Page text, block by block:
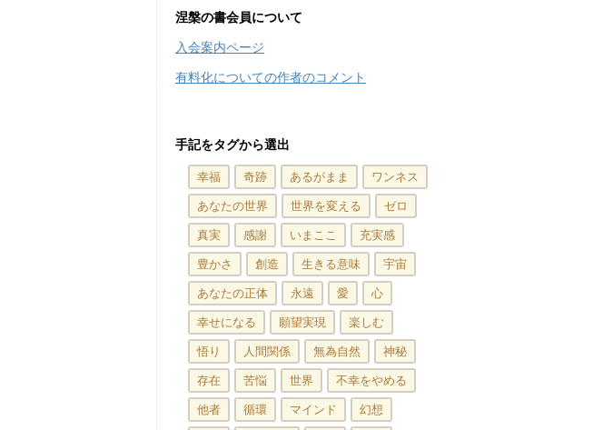
涅槃の書会員について
入会案内ページ
有料化についての作者のコメント
手記をタグから選出
幸福 奇跡 あるがまま
ワンネス
あなたの世界
世界を変える
ゼロ
真実
感謝 いまここ
充実感
豊かさ
創造 生きる意味
宇宙
あなたの正体
永遠 愛
心
幸せになる
願望実現
楽しむ
悟り
人間関係 無為自然
神秘
存在
苦悩 世界
不幸をやめる
他者
循環 マインド
幻想